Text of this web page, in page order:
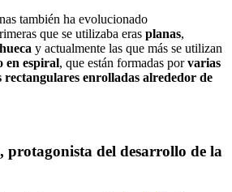
también ha evolucionado
que se utilizaba eras planas,
y actualmente las que más se utilizan
en espiral, que están formadas porvarias
rectangulares enrolladas alrededor de
protagonista del desarrollo de la